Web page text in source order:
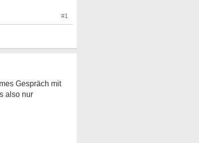
#1
Gespräch mit
also nur